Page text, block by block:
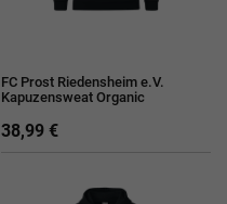
FC Prost Riedensheim e.V.
Kapuzensweat Organic
38,99 €